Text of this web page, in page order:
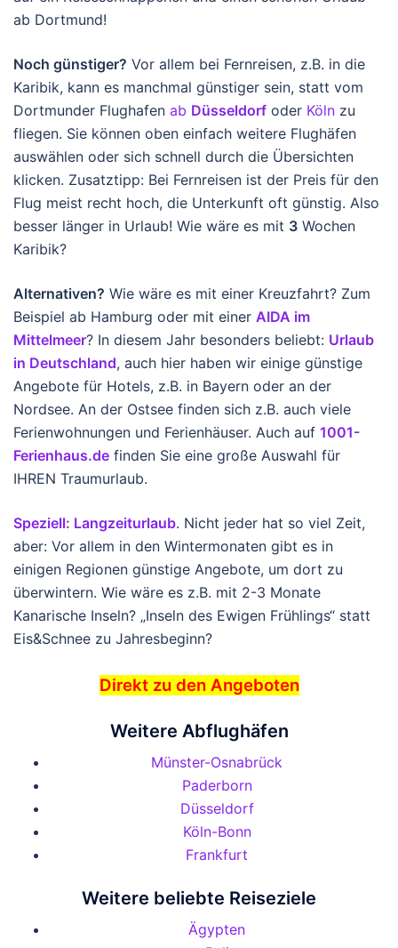
ab Dortmund!
Noch günstiger? Vor allem bei Fernreisen, z.B. in die
Karibik, kann es manchmal günstiger sein, statt vom
Dortmunder Flughafen ab Düsseldorf oder Köln zu
fliegen. Sie können oben einfach weitere Flughäfen
auswählen oder sich schnell durch die Übersichten
klicken. Zusatztipp: Bei Fernreisen ist der Preis für den
Flug meist recht hoch, die Unterkunft oft günstig. Also
besser länger in Urlaub! Wie wäre es mit 3 Wochen
Karibik?
Alternativen? Wie wäre es mit einer Kreuzfahrt? Zum
Beispiel ab Hamburg oder mit einer AIDA im
Mittelmeer? In diesem Jahr besonders beliebt: Urlaub
in Deutschland, auch hier haben wir einige günstige
Angebote für Hotels, z.B. in Bayern oder an der
Nordsee. An der Ostsee finden sich z.B. auch viele
Ferienwohnungen und Ferienhäuser. Auch auf 1001-
Ferienhaus.de finden Sie eine große Auswahl für
IHREN Traumurlaub.
Speziell: Langzeiturlaub. Nicht jeder hat so viel Zeit,
aber: Vor allem in den Wintermonaten gibt es in
einigen Regionen günstige Angebote, um dort zu
überwintern. Wie wäre es z.B. mit 2-3 Monate
Kanarische Inseln? „Inseln des Ewigen Frühlings“ statt
Eis&Schnee zu Jahresbeginn?
Direkt zu den Angeboten
Weitere Abflughäfen
Münster-Osnabrück
Paderborn
Düsseldorf
Köln-Bonn
Frankfurt
Weitere beliebte Reiseziele
Ägypten